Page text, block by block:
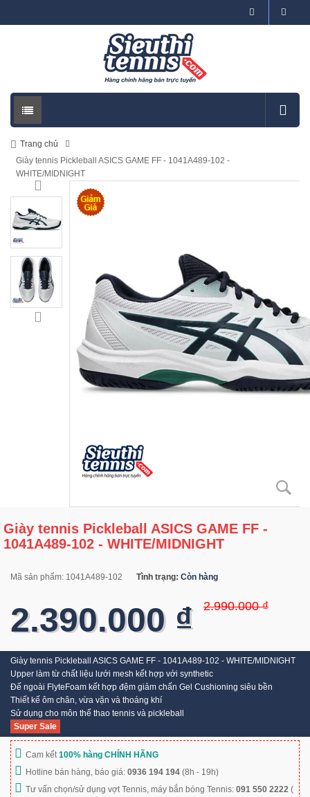
Trang chủ
Giày tennis Pickleball ASICS GAME FF - 1041A489-102 -
WHITE/MIDNIGHT
Giày tennis Pickleball ASICS GAME FF -
1041A489-102 - WHITE/MIDNIGHT
Mã sản phẩm: 1041A489-102 Tình trạng: Còn hàng
2.990.000 ₫
2.390.000 ₫
Giày tennis Pickleball ASICS GAME FF - 1041A489-102 - WHITE/MIDNIGHT
Upper làm từ chất liệu lưới mesh kết hợp với synthetic
Đế ngoài FlyteFoam kết hợp đệm giảm chấn Gel Cushioning siêu bền
Thiết kế ôm chân, vừa vặn và thoáng khí
Sử dụng cho môn thể thao tennis và pickleball
Super Sale
Cam kết100% hàng CHÍNH HÃNG
Hotline bán hàng, báo giá: 0936 194 194 (8h - 19h)
Tư vấn chọn/sử dụng vợt Tennis, máy bắn bóng Tennis: 091 550 2222 (